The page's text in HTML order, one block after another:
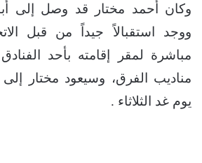
وكان أحمد مختار قد وصل إلى
ووجد استقبالاً جيداً من قبل
مباشرة لمقر إقامته بأحد
مناديب الفرق، وسيعود مختار
يوم غد الثلاثاء .